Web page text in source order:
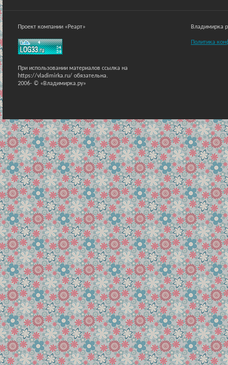
Проект компании «Реарт»
При использовании материалов ссылка на
https://vladimirka.ru/ обязательна.
2006- © «Владимирка.ру»
Владимирка
Политика